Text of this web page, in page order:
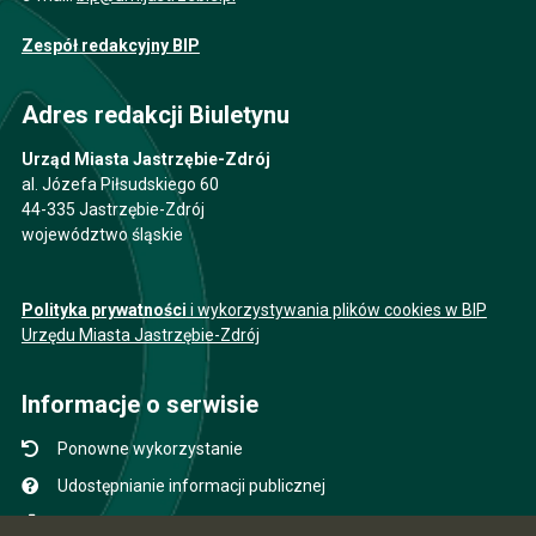
Zespół redakcyjny BIP
Adres redakcji Biuletynu
Urząd Miasta Jastrzębie-Zdrój
al. Józefa Piłsudskiego 60
44-335 Jastrzębie-Zdrój
województwo śląskie
Polityka prywatności i wykorzystywania plików cookies w BIP
Urzędu Miasta Jastrzębie-Zdrój
Informacje o serwisie
Ponowne wykorzystanie
Udostępnianie informacji publicznej